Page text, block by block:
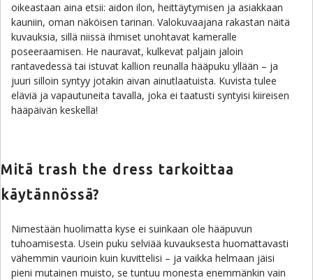
oikeastaan aina etsii: aidon ilon, heittäytymisen ja asiakkaan
kauniin, oman näköisen tarinan. Valokuvaajana rakastan näitä
kuvauksia, sillä niissä ihmiset unohtavat kameralle
poseeraamisen. He nauravat, kulkevat paljain jaloin
rantavedessä tai istuvat kallion reunalla hääpuku yllään – ja
juuri silloin syntyy jotakin aivan ainutlaatuista. Kuvista tulee
eläviä ja vapautuneita tavalla, joka ei taatusti syntyisi kiireisen
hääpäivän keskellä!
Mitä trash the dress tarkoittaa
käytännössä?
Nimestään huolimatta kyse ei suinkaan ole hääpuvun
tuhoamisesta. Usein puku selviää kuvauksesta huomattavasti
vähemmin vaurioin kuin kuvittelisi – ja vaikka helmaan jäisi
pieni mutainen muisto, se tuntuu monesta enemmänkin vain